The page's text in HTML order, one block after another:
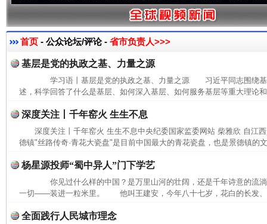
首页 - 公众论坛/评论 - 省市负责人>>>
基层是党的执政之基、力量之源
学习语丨基层是党的执政之基、力量之源 习近平同志围绕基
述，科学回答了什么是基层、如何深入基层、如何服务基层等重大理论
深度关注丨千年窑火 生生不息
深度关注丨千年窑火 生生不息中央纪委国家监委网站 柴雅欣 自
德镇"丝路传奇·青花大瓷盘"是目前中国最大的青花瓷盘，也是景德镇的
杨星源投师“蜀中异人”门下学艺
你见过什么样的中国？是万里山河的壮阔，还是千年诗意的
一切——装进一粒米里。 他叫王建安，今年八十七岁，花白的长发、
全面践行人民城市理念